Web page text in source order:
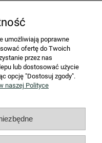
Limited 707c Street 3
LS23 7FF United
Anna Franik, ul. Wajdy
1, 42-600 Tarnowskie
umożliwiają poprawne
ofertę do Twoich
przez nas
lub dostosować użycie
opcję "Dostosuj zgody".
naszej Polityce